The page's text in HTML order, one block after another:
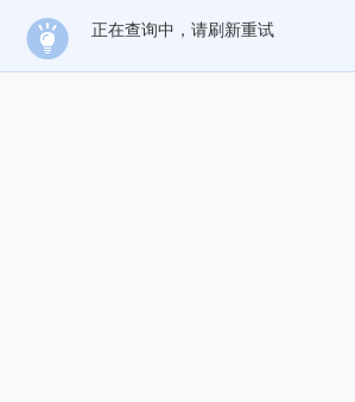
正在查询中，请刷新重试